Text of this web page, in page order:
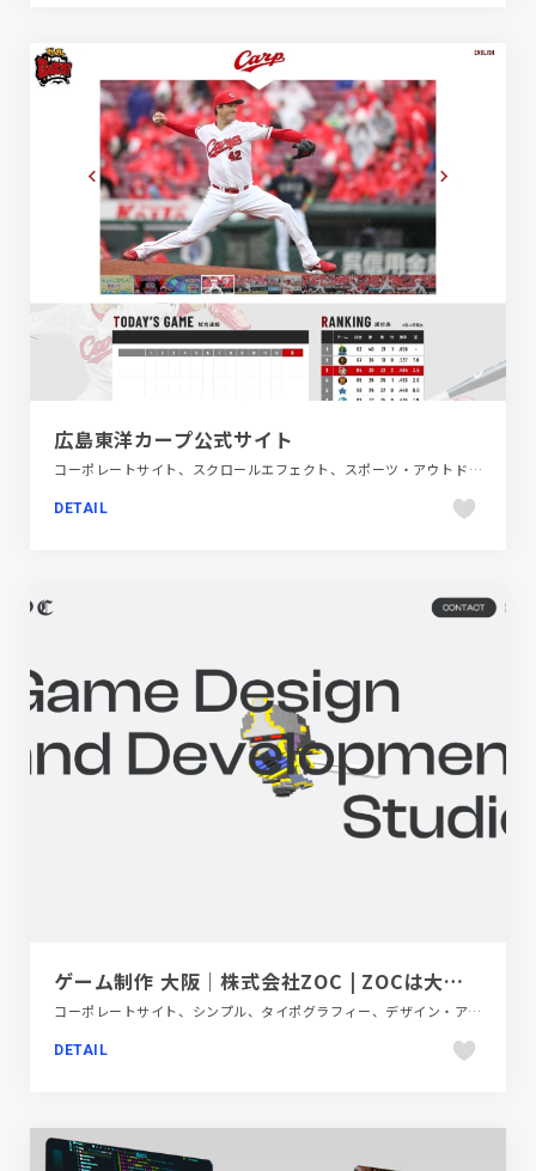
広島東洋カープ公式サイト
コーポレートサイト、スクロールエフェクト、スポーツ・アウトドア、タイポグラフィー、ダイナミック、ブランド・サービスサイト、ホワイト系、モーション多め、レッド系、大きめ写真
DETAIL
ゲーム制作 大阪｜株式会社ZOC | ZOCは大阪のゲーム制作会社です。一括受注が可能な、インディ規模から中型案件までのゲーム開発を得意としております。楽しく悩みながらも妥協はせず、自分たちのゲームで世界に影響を与えていきたい。そんなことを思い描き、ZOC
コーポレートサイト、シンプル、タイポグラフィー、デザイン・アート・音楽・文芸、ベージュ・ゴールド系、ポップ
DETAIL